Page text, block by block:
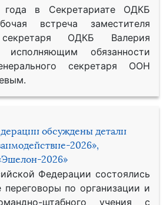
в Секретариате ОДКБ
встреча заместителя
секретаря ОДКБ Валерия
обязанности
секретаря ООН
обсуждены детали
2026»,
2026»
Федерации состоялись
по организации и
штабного учения с